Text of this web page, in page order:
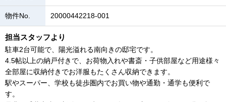
物件No. 20000442218-001
担当スタッフより
駐車2台可能で、陽光溢れる南向きの邸宅です。
4.5帖以上の納戸付きで、お荷物入れや書斎・子供部屋など用途様々
全部屋に収納付きでお洋服もたくさん収納できます。
駅やスーパー、学校も徒歩圏内でお買い物や通勤・通学も便利で
す。